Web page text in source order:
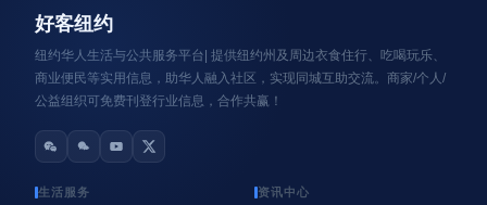
好客纽约
纽约华人生活与公共服务平台| 提供纽约州及周边衣食住行、吃喝玩乐、
商业便民等实用信息，助华人融入社区，实现同城互助交流。商家/个人/
公益组织可免费刊登行业信息，合作共赢！
生活服务 资讯中心